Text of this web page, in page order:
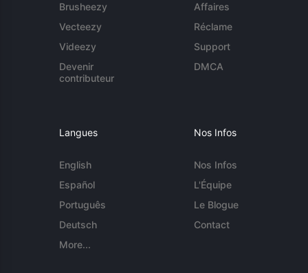
Brusheezy
Vecteezy
Videezy
Devenir
contributeur
Affaires
Réclame
Support
DMCA
Langues
English
Español
Português
Deutsch
More...
Nos Infos
Nos Infos
L'Équipe
Le Blogue
Contact